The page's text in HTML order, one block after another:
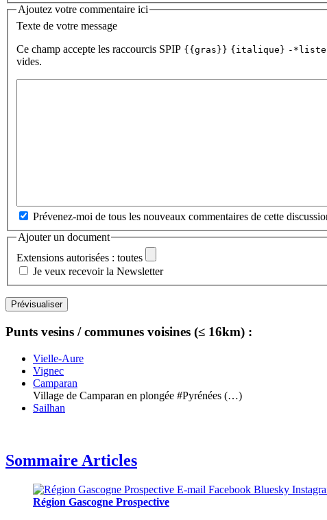
Ajoutez votre commentaire ici
Texte de votre message
Ce champ accepte les raccourcis SPIP {{gras}} {italique} -*liste
vides.
Prévenez-moi de tous les nouveaux commentaires de cette
Ajouter un document
Extensions autorisées : toutes
Je veux recevoir la Newsletter
Punts vesins / communes voisines (≤ 16km) :
Vielle-Aure
Vignec
Camparan
Village de Camparan en plongée #Pyrénées (…)
Sailhan
Sommaire Articles
Région Gascogne Prospective